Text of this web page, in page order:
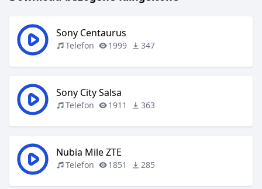
Sony Centaurus
Telefon 1999 347
Sony City Salsa
Telefon 1911 363
Nubia Mile ZTE
Telefon 1851 285